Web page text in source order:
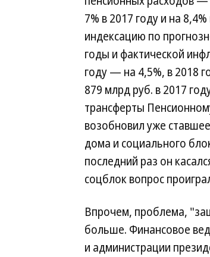
7% в 2017 году и на
индексацию по
годы и фактической
году — на 4,5%, в 2018
879 млрд руб. в 2017
трансферты
возобновил уже
дома и социального
последний раз он
соцблок вопрос
Впрочем, проблема,
больше. Финансовое
и администрации